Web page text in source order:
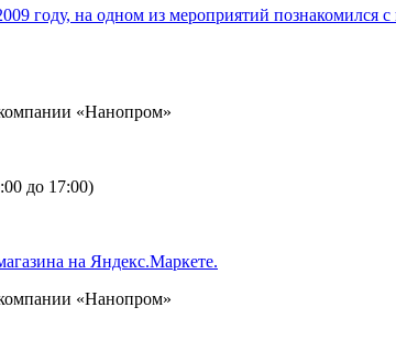
году, на одном из мероприятий
до 17:00)